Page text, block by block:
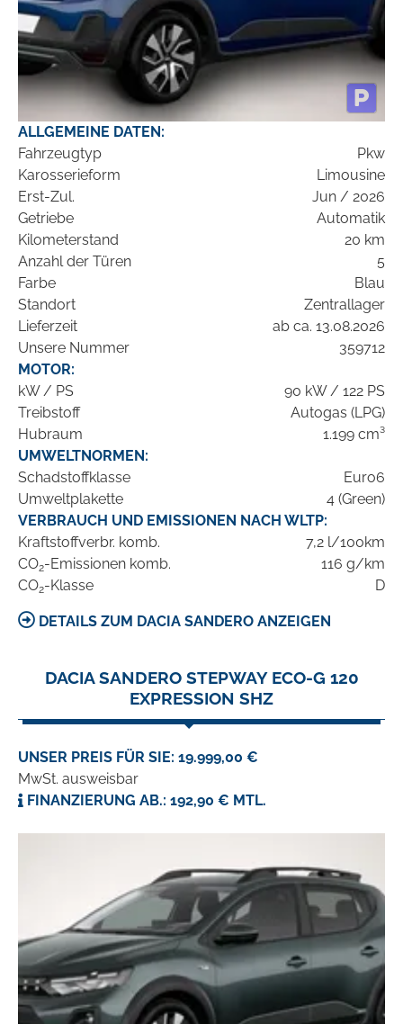
ALLGEMEINE DATEN:
Fahrzeugtyp
Pkw
Karosserieform
Limousine
Erst-Zul.
Jun / 2026
Getriebe
Automatik
Kilometerstand
20 km
Anzahl der Türen
5
Farbe
Blau
Standort
Zentrallager
Lieferzeit
ab ca. 13.08.2026
Unsere Nummer
359712
MOTOR:
kW / PS
90 kW / 122 PS
Treibstoff
Autogas (LPG)
Hubraum
1.199 cm³
UMWELTNORMEN:
Schadstoffklasse
Euro6
Umweltplakette
4 (Green)
VERBRAUCH UND EMISSIONEN NACH WLTP:
Kraftstoffverbr. komb.
7,2 l/100km
CO2-Emissionen komb.
116 g/km
CO2-Klasse D
DETAILS ZUM DACIA SANDERO ANZEIGEN
DACIA SANDERO STEPWAY ECO-G 120
EXPRESSION SHZ
UNSER PREIS FÜR SIE: 19.999,00 €
MwSt. ausweisbar
FINANZIERUNG AB.: 192,90 € MTL.